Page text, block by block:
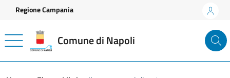
Vai ai contenuti
Vai al footer
Regione Campania
Comune di Napoli